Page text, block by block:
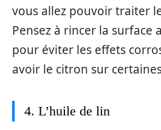
vous allez pouvoir traiter
Pensez à rincer la surface
pour éviter les effets
avoir le citron sur
4. L’huile de lin